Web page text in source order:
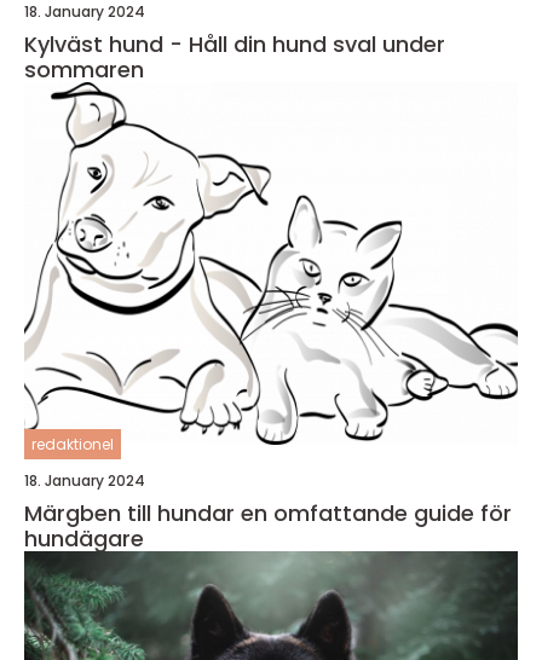
18. January 2024
Kylväst hund - Håll din hund sval under
sommaren
redaktionel
18. January 2024
Märgben till hundar en omfattande guide för
hundägare